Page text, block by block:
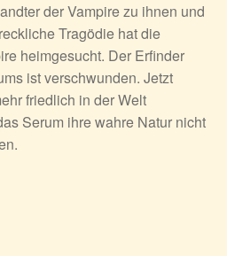
der Vampire zu ihnen und
Tragödie hat die
heimgesucht. Der Erfinder
ist verschwunden. Jetzt
friedlich in der Welt
Serum ihre wahre Natur nicht